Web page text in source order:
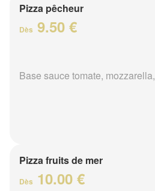
Pizza pêcheur
Dès 9.50 €
Base sauce tomate,
Pizza fruits de mer
Dès 10.00 €